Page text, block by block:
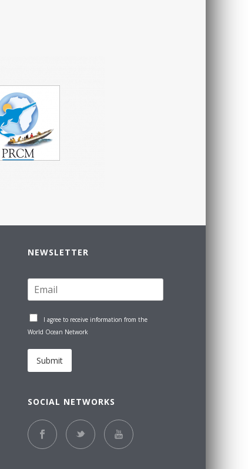
NEWSLETTER
I agree to receive information from the
World Ocean Network
Submit
SOCIAL NETWORKS